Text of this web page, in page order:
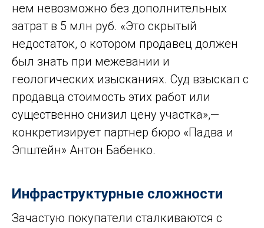
нем невозможно без дополнительных
затрат в 5 млн руб. «Это скрытый
недостаток, о котором продавец должен
был знать при межевании и
геологических изысканиях. Суд взыскал с
продавца стоимость этих работ или
существенно снизил цену участка»,—
конкретизирует партнер бюро «Падва и
Эпштейн» Антон Бабенко.
Инфраструктурные сложности
Зачастую покупатели сталкиваются с